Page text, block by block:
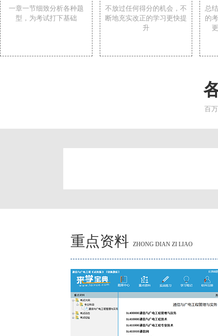
一章一节细致分析各种题
型，为考试打下基础
不放过任何得分的机会，不
断地充实改正的学习更快提
升
总
的
百
重点资料 ZHONG DIAN ZI LIAO